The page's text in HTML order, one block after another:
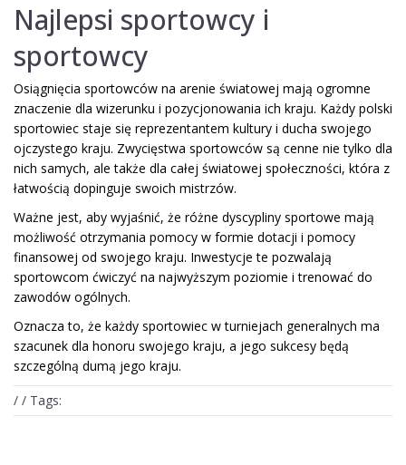
Najlepsi sportowcy i
sportowcy
Osiągnięcia sportowców na arenie światowej mają ogromne
znaczenie dla wizerunku i pozycjonowania ich kraju. Każdy polski
sportowiec staje się reprezentantem kultury i ducha swojego
ojczystego kraju. Zwycięstwa sportowców są cenne nie tylko dla
nich samych, ale także dla całej światowej społeczności, która z
łatwością dopinguje swoich mistrzów.
Ważne jest, aby wyjaśnić, że różne dyscypliny sportowe mają
możliwość otrzymania pomocy w formie dotacji i pomocy
finansowej od swojego kraju. Inwestycje te pozwalają
sportowcom ćwiczyć na najwyższym poziomie i trenować do
zawodów ogólnych.
Oznacza to, że każdy sportowiec w turniejach generalnych ma
szacunek dla honoru swojego kraju, a jego sukcesy będą
szczególną dumą jego kraju.
/ / Tags: